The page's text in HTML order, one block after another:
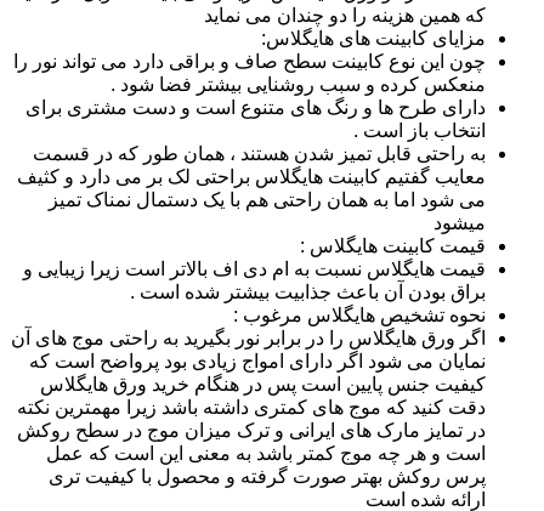
که همین هزینه را دو چندان می نماید
مزایای کابینت های هایگلاس:
چون این نوع کابینت سطح صاف و براقی دارد می تواند نور را
منعکس کرده و سبب روشنایی بیشتر فضا شود .
دارای طرح ها و رنگ های متنوع است و دست مشتری برای
انتخاب باز است .
به راحتی قابل تمیز شدن هستند ، همان طور که در قسمت
معایب گفتیم کابینت هایگلاس براحتی لک بر می دارد و کثیف
می شود اما به همان راحتی هم با یک دستمال نمناک تمیز
میشود
قیمت کابینت هایگلاس :
قیمت هایگلاس نسبت به ام دی اف بالاتر است زیرا زیبایی و
براق بودن آن باعث جذابیت بیشتر شده است .
نحوه تشخیص هایگلاس مرغوب :
اگر ورق هایگلاس را در برابر نور بگیرید به راحتی موج های آن
نمایان می شود اگر دارای امواج زیادی بود پرواضح است که
کیفیت جنس پایین است پس در هنگام خرید ورق هایگلاس
دقت کنید که موج های کمتری داشته باشد زیرا مهمترین نکته
در تمایز مارک های ایرانی و ترک میزان موج در سطح روکش
است و هر چه موج کمتر باشد به معنی این است که عمل
پرس روکش بهتر صورت گرفته و محصول با کیفیت تری
ارائه شده است